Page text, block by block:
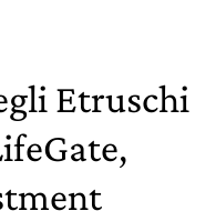
Etruschi